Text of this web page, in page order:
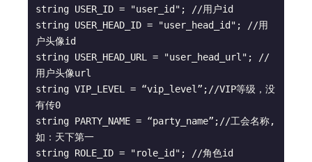
string USER_ID = "user_id"; //用户id
string USER_HEAD_ID = "user_head_id"; //用
户头像id
string USER_HEAD_URL = "user_head_url"; //
用户头像url
string VIP_LEVEL = “vip_level”;//VIP等级，没
有传0
string PARTY_NAME = “party_name”;//工会名称,
如：天下第一
string ROLE_ID = "role_id"; //角色id